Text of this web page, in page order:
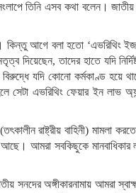
তিনি এসব কথা বলেন। জাতীয়
কিন্তু আগে বলা হতো ‘এভরিথিং
তাদের হাতে যদি
বিরুদ্ধে যদি কোনো কর্মকাণ্ড হয়ে
সেটা এভরিথিং ফেয়ার ইন লাভ
রাষ্ট্রীয় বাহিনী) মামলা
আমরা সবকিছুকে মানবাধিকার
সনদের অঙ্গীকারনামায় আমরা